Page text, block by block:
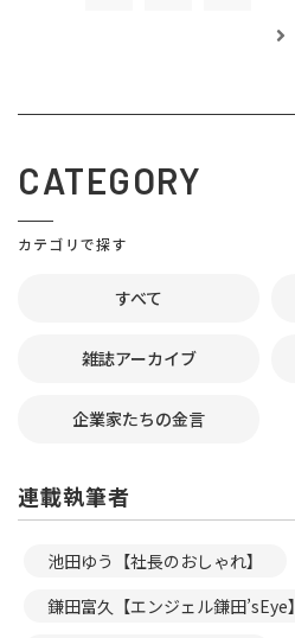
CATEGORY
カテゴリで探す
すべて
雑誌アーカイブ
企業家たちの金言
連載執筆者
池田ゆう【社長のおしゃれ】
鎌田富久【エンジェル鎌田’sEye】